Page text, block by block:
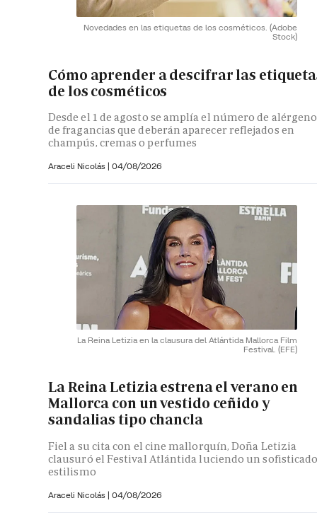
Novedades en las etiquetas de los cosméticos. (Adobe
Stock)
Cómo aprender a descifrar las
de los cosméticos
Desde el 1 de agosto se amplía el número de
de fragancias que deberán aparecer reflejados en
champús, cremas o perfumes
Araceli Nicolás | 04/08/2026
La Reina Letizia en la clausura del Atlántida Mallorca Film
Festival. (EFE)
La Reina Letizia estrena el verano en
Mallorca con un vestido ceñido y
sandalias tipo chancla
Fiel a su cita con el cine mallorquín, Doña Letizia
clausuró el Festival Atlántida luciendo un
estilismo
Araceli Nicolás | 04/08/2026